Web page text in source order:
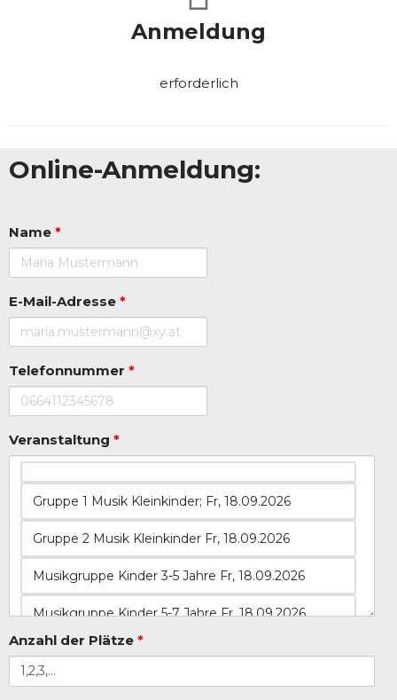
Anmeldung
erforderlich
Online-Anmeldung:
Name *
E-Mail-Adresse *
Telefonnummer *
Veranstaltung *
Anzahl der Plätze *